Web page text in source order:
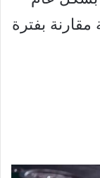
مقارنة بفترة